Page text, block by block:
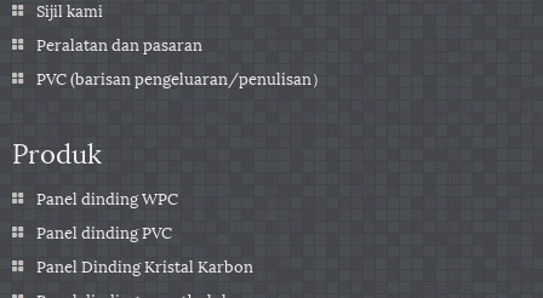
Sijil kami
Peralatan dan pasaran
PVC (barisan pengeluaran/penulisan）
Produk
Panel dinding WPC
Panel dinding PVC
Panel Dinding Kristal Karbon